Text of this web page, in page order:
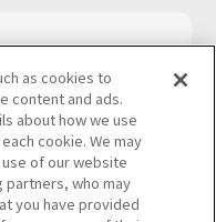
as cookies to
content and ads.
about how we use
cookie. We may
of our website
partners, who may
you have provided